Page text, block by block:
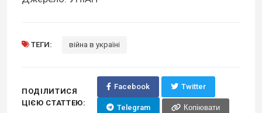
ТЕГИ: війна в україні
ПОДІЛИТИСЯ
ЦІЄЮ СТАТТЕЮ:
Facebook Twitter
Telegram Копіювати